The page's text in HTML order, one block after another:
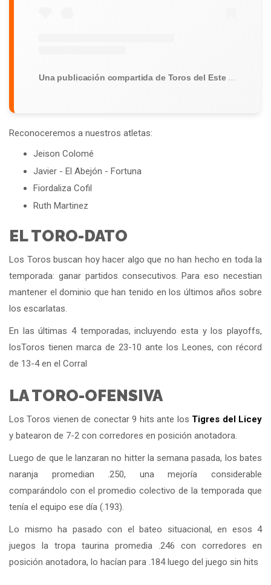
Una publicación compartida de Toros del Este (@torosdeleste)
Reconoceremos a nuestros atletas:
Jeison Colomé
Javier - El Abejón - Fortuna
Fiordaliza Cofil
Ruth Martinez
EL TORO-DATO
Los Toros buscan hoy hacer algo que no han hecho en toda la
temporada: ganar partidos consecutivos. Para eso necestian
mantener el dominio que han tenido en los últimos años sobre
los escarlatas.
En las últimas 4 temporadas, incluyendo esta y los playoffs,
losToros tienen marca de 23-10 ante los Leones, con récord
de 13-4 en el Corral
LA TORO-OFENSIVA
Los Toros vienen de conectar 9 hits ante los Tigres del Licey
y batearon de 7-2 con corredores en posición anotadora.
Luego de que le lanzaran no hitter la semana pasada, los bates
naranja promedian .250, una mejoría considerable
comparándolo con el promedio colectivo de la temporada que
tenía el equipo ese día (.193).
Lo mismo ha pasado con el bateo situacional, en esos 4
juegos la tropa taurina promedia .246 con corredores en
posición anotadora, lo hacían para .184 luego del juego sin hits